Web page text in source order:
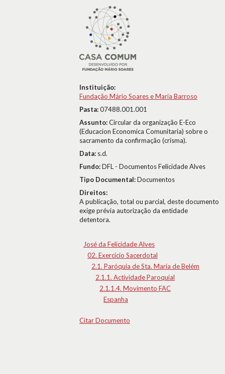
Instituição:
Fundação Mário Soares e Maria Barroso
Pasta:07488.001.001
Assunto:Circular da organização E-Eco
(Educacion Economica Comunitaria) sobre o
sacramento da confirmação (crisma).
Data: s.d.
Fundo:DFL - Documentos Felicidade Alves
Tipo Documental:Documentos
Direitos:
A publicação, total ou parcial, deste documento
exige prévia autorização da entidade
detentora.
José da Felicidade Alves
02. Exercício Sacerdotal
2.1. Paróquia de Sta. Maria de Belém
2.1.1. Actividade Paroquial
2.1.1.4. Movimento FAC
Espanha
Citar Documento